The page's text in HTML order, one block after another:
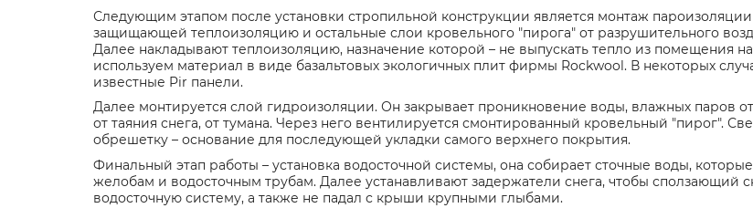
Следующим этапом после установки стропильной конструкции является монтаж
защищающей теплоизоляцию и остальные слои кровельного "пирога" от разрушительного
Далее накладывают теплоизоляцию, назначение которой – не выпускать тепло из помещения
используем материал в виде базальтовых экологичных плит фирмы Rockwool. В некоторых
известные Pir панели.
Далее монтируется слой гидроизоляции. Он закрывает проникновение воды, влажных паров
от таяния снега, от тумана. Через него вентилируется смонтированный кровельный "пирог".
обрешетку – основание для последующей укладки самого верхнего покрытия.
Финальный этап работы – установка водосточной системы, она собирает сточные воды,
желобам и водосточным трубам. Далее устанавливают задержатели снега, чтобы сползающий
водосточную систему, а также не падал с крыши крупными глыбами.